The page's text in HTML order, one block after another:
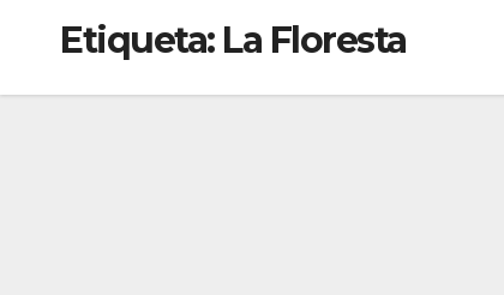
Etiqueta: La Floresta